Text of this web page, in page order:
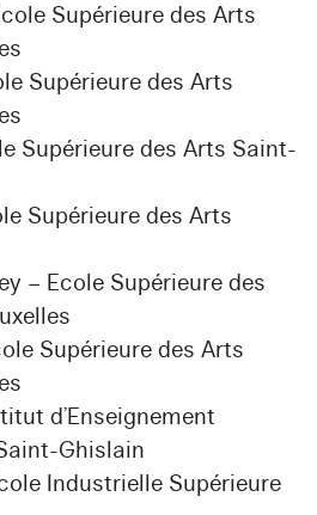
Supérieure des Arts
Supérieure des Arts
Supérieure des Arts Saint-
Supérieure des Arts
– Ecole Supérieure des
Supérieure des Arts
d’Enseignement
Ghislain
Industrielle Supérieure